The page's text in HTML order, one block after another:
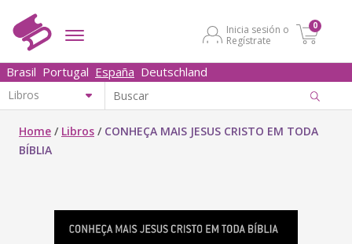
Inicia sesión o
Regístrate
0
Brasil Portugal España Deutschland
Home / Libros / CONHEÇA MAIS JESUS CRISTO EM TODA
BÍBLIA